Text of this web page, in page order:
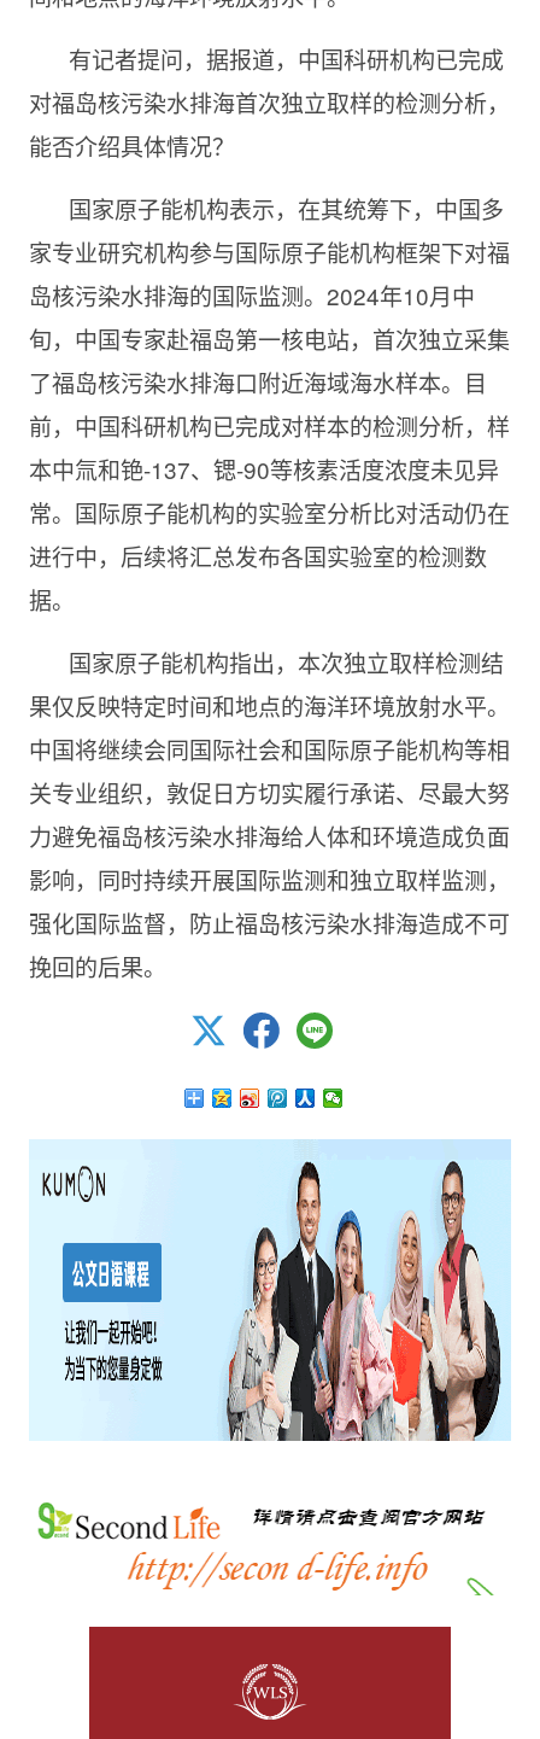
有记者提问，据报道，中国科研机构已完成
对福岛核污染水排海首次独立取样的检测分析，
能否介绍具体情况？
国家原子能机构表示，在其统筹下，中国多
家专业研究机构参与国际原子能机构框架下对福
岛核污染水排海的国际监测。2024年10月中
旬，中国专家赴福岛第一核电站，首次独立采集
了福岛核污染水排海口附近海域海水样本。目
前，中国科研机构已完成对样本的检测分析，样
本中氚和铯-137、锶-90等核素活度浓度未见异
常。国际原子能机构的实验室分析比对活动仍在
进行中，后续将汇总发布各国实验室的检测数
据。
国家原子能机构指出，本次独立取样检测结
果仅反映特定时间和地点的海洋环境放射水平。
中国将继续会同国际社会和国际原子能机构等相
关专业组织，敦促日方切实履行承诺、尽最大努
力避免福岛核污染水排海给人体和环境造成负面
影响，同时持续开展国际监测和独立取样监测，
强化国际监督，防止福岛核污染水排海造成不可
挽回的后果。